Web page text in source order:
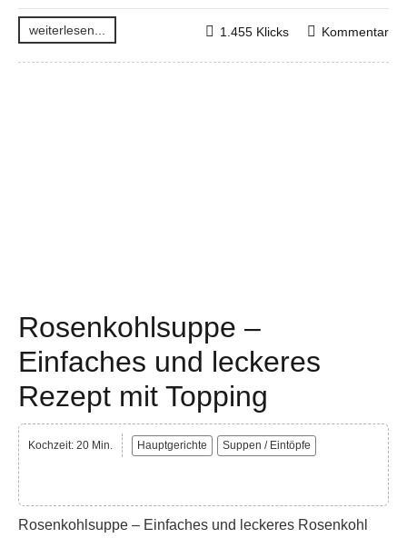
weiterlesen... Kommentar
1.455 Klicks
Rosenkohlsuppe –
Einfaches und leckeres
Rezept mit Topping
Kochzeit: 20 Min. Hauptgerichte Suppen / Eintöpfe
Rosenkohlsuppe – Einfaches und leckeres Rosenkohl